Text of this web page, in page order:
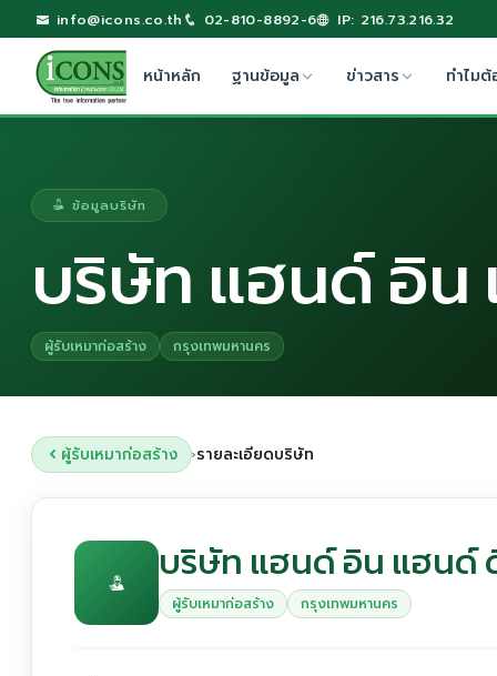
info@icons.co.th 02-810-8892-6 IP: 216.73.216.32
หน้าหลัก ฐานข้อมูล ข่าวสาร ทำไมต้
ข้อมูลบริษัท
บริษัท แฮนด์ อิน
ผู้รับเหมาก่อสร้าง กรุงเทพมหานคร
ผู้รับเหมาก่อสร้าง ›รายละเอียดบริษัท
บริษัท แฮนด์ อิน แฮนด์
ผู้รับเหมาก่อสร้าง กรุงเทพมหานคร